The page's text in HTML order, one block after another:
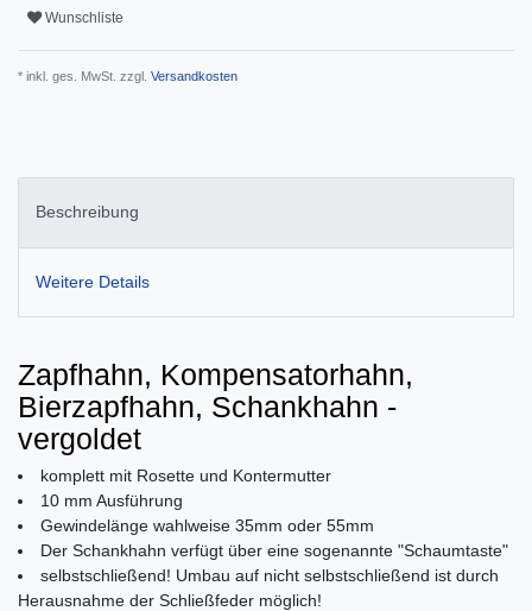
Wunschliste
* inkl. ges. MwSt. zzgl. Versandkosten
Beschreibung
Weitere Details
Zapfhahn, Kompensatorhahn,
Bierzapfhahn, Schankhahn -
vergoldet
komplett mit Rosette und Kontermutter
10 mm Ausführung
Gewindelänge wahlweise 35mm oder 55mm
Der Schankhahn verfügt über eine sogenannte "Schaumtaste"
selbstschließend! Umbau auf nicht selbstschließend ist durch
Herausnahme der Schließfeder möglich!